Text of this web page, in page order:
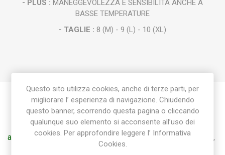
- PLUS : MANEGGEVOLEZZA E SENSIBILITÀ ANCHE A
BASSE TEMPERATURE
- TAGLIE : 8 (M) - 9 (L) - 10 (XL)
Etichetta del prodotto
anti-infortunistica (29) , guanti (7) , antitaglio (9), cofra
,
neoprene (1)
Questo sito utilizza cookies, anche di terze parti, per
migliorare l’ esperienza di navigazione. Chiudendo
questo banner, scorrendo questa pagina o cliccando
qualunque suo elemento si acconsente all’uso dei
cookies. Per approfondire leggere l’ Informativa
Cookies.